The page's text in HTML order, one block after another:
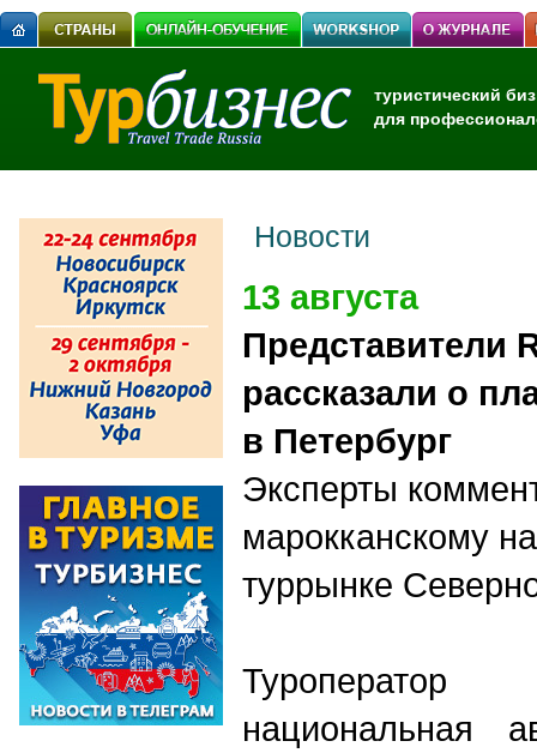
туристический
для
Новости
13 августа
Представители
рассказали о
в Петербург
Эксперты
марокканскому
туррынке
национальная